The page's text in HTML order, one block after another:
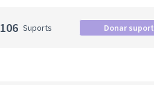
106 Suports Donar suport